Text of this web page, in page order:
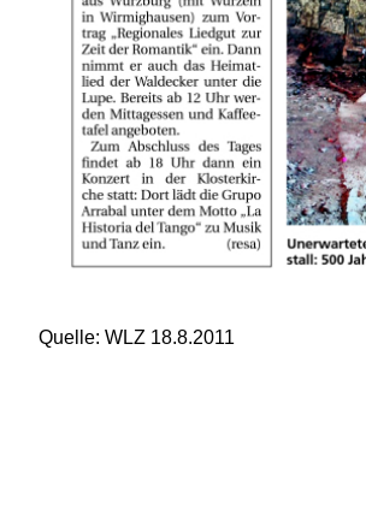
Quelle: WLZ 18.8.2011